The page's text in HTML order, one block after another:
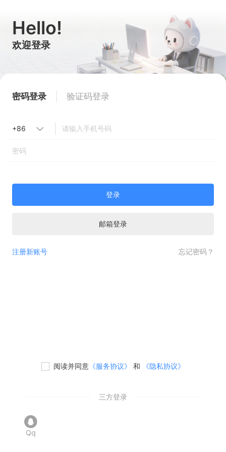
Hello!
欢迎登录
密码登录 验证码登录
登录
邮箱登录
注册新账号 忘记密码？
阅读并同意 《服务协议》 和 《隐私协议》
三方登录
Qq